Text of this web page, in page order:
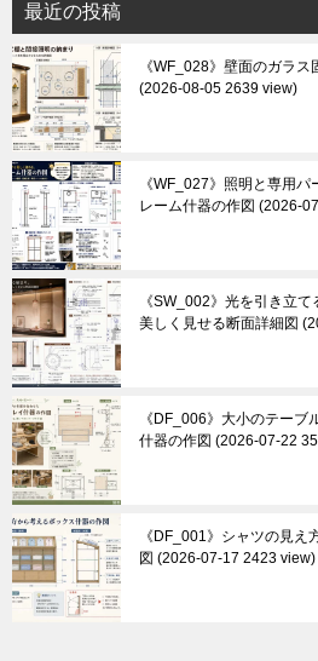
最近の投稿
《WF_028》壁面のガラ
2026-08-05 2639 view
《WF_027》照明と専用
レーム什器の作図
2026-
《SW_002》光を引き立
美しく見せる断面詳細図
《DF_006》大小のテーブ
什器の作図
2026-07-22
《DF_001》シャツの見
図
2026-07-17 2423 view